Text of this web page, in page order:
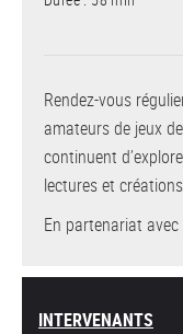
Rendez-vous
amateurs de jeux
continuent
lectures et
En partenariat avec
INTERVENANTS